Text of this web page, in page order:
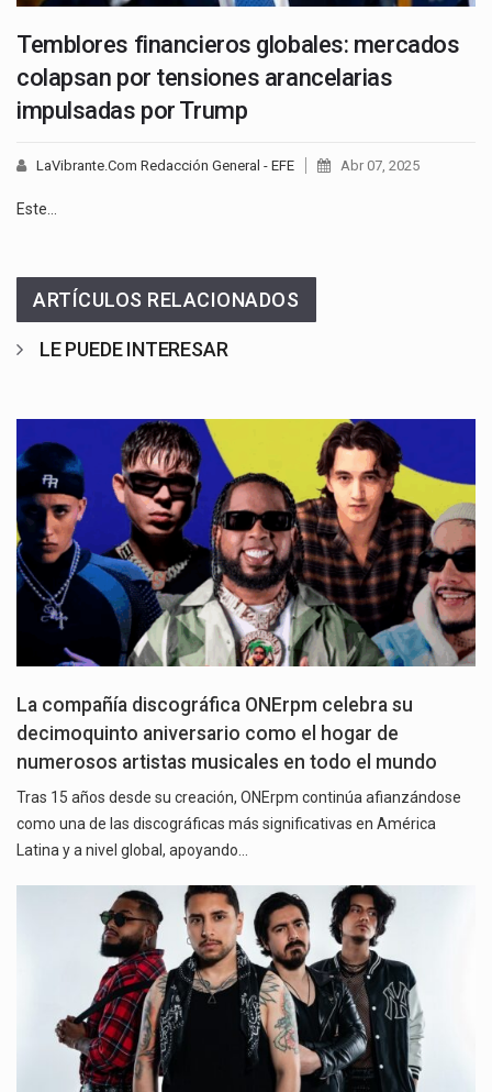
Temblores financieros globales: mercados
colapsan por tensiones arancelarias
impulsadas por Trump
LaVibrante.Com Redacción General - EFE Abr 07, 2025
Este…
ARTÍCULOS RELACIONADOS
LE PUEDE INTERESAR
La compañía discográfica ONErpm celebra su
decimoquinto aniversario como el hogar de
numerosos artistas musicales en todo el mundo
Tras 15 años desde su creación, ONErpm continúa afianzándose
como una de las discográficas más significativas en América
Latina y a nivel global, apoyando…